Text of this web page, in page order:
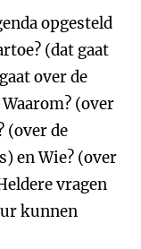
opgesteld
(dat gaat
over de
(over
(over de
en Wie? (over
vragen
kunnen